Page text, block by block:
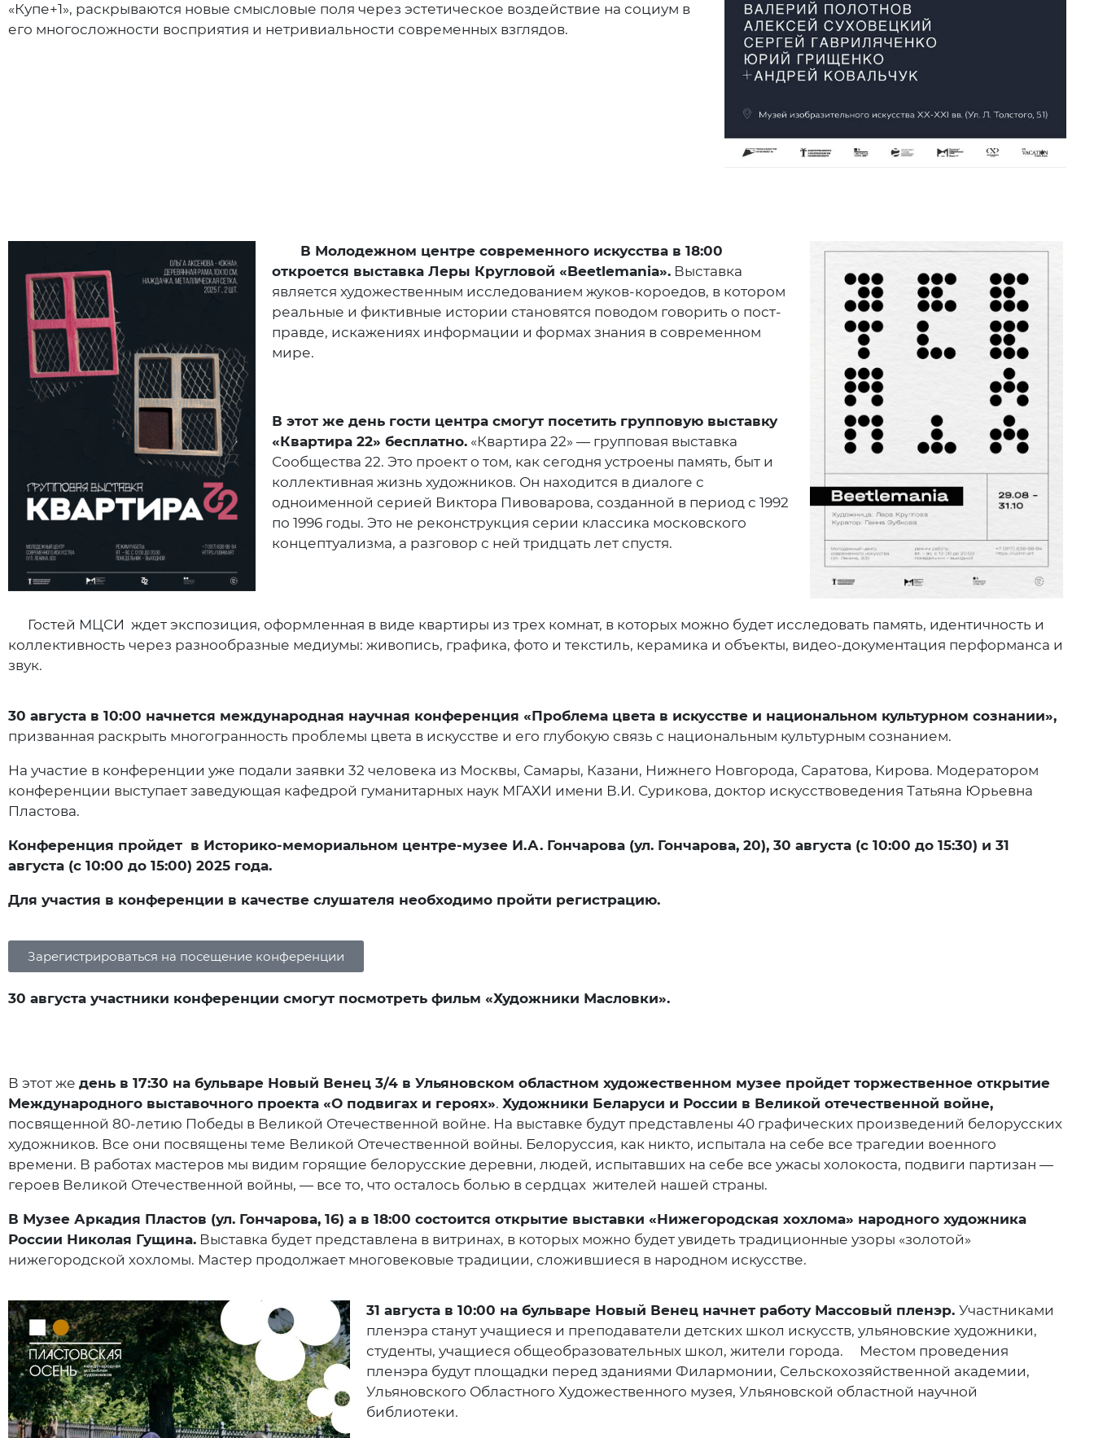
«Купе+1», раскрываются новые смысловые поля через эстетическое воздействие на социум в
его многосложности восприятия и нетривиальности современных взглядов.
В Молодежном центре современного искусства в 18:00
откроется выставка Леры Кругловой «Beetlemania». Выставка
является художественным исследованием жуков-короедов, в котором
реальные и фиктивные истории становятся поводом говорить о пост-
правде, искажениях информации и формах знания в современном
мире.
В этот же день гости центра смогут посетить групповую выставку
«Квартира 22» бесплатно. «Квартира 22» — групповая выставка
Сообщества 22. Это проект о том, как сегодня устроены память, быт и
коллективная жизнь художников. Он находится в диалоге с
одноименной серией Виктора Пивоварова, созданной в период с 1992
по 1996 годы. Это не реконструкция серии классика московского
концептуализма, а разговор с ней тридцать лет спустя.
Гостей МЦСИ ждет экспозиция, оформленная в виде квартиры из трех комнат, в которых можно будет исследовать память, идентичность и
коллективность через разнообразные медиумы: живопись, графика, фото и текстиль, керамика и объекты, видео-документация перформанса и
звук.
30 августа в 10:00 начнется международная научная конференция «Проблема цвета в искусстве и национальном культурном сознании»,
призванная раскрыть многогранность проблемы цвета в искусстве и его глубокую связь с национальным культурным сознанием.
На участие в конференции уже подали заявки 32 человека из Москвы, Самары, Казани, Нижнего Новгорода, Саратова, Кирова. Модератором
конференции выступает заведующая кафедрой гуманитарных наук МГАХИ имени В.И. Сурикова, доктор искусствоведения Татьяна Юрьевна
Пластова.
Конференция пройдет в Историко-мемориальном центре-музее И.А. Гончарова (ул. Гончарова, 20), 30 августа (с 10:00 до 15:30) и 31
августа (с 10:00 до 15:00) 2025 года.
Для участия в конференции в качестве слушателя необходимо пройти регистрацию.
Зарегистрироваться на посещение конференции
30 августа участники конференции смогут посмотреть фильм «Художники Масловки».
В этот же день в 17:30 на бульваре Новый Венец 3/4 в Ульяновском областном художественном музее пройдет торжественное открытие
Международного выставочного проекта «О подвигах и героях». Художники Беларуси и России в Великой отечественной войне,
посвященной 80-летию Победы в Великой Отечественной войне. На выставке будут представлены 40 графических произведений белорусских
художников. Все они посвящены теме Великой Отечественной войны. Белоруссия, как никто, испытала на себе все трагедии военного
времени. В работах мастеров мы видим горящие белорусские деревни, людей, испытавших на себе все ужасы холокоста, подвиги партизан —
героев Великой Отечественной войны, — все то, что осталось болью в сердцах жителей нашей страны.
В Музее Аркадия Пластов (ул. Гончарова, 16) а в 18:00 состоится открытие выставки «Нижегородская хохлома» народного художника
России Николая Гущина. Выставка будет представлена в витринах, в которых можно будет увидеть традиционные узоры «золотой»
нижегородской хохломы. Мастер продолжает многовековые традиции, сложившиеся в народном искусстве.
31 августа в 10:00 на бульваре Новый Венец начнет работу Массовый пленэр. Участниками
пленэра станут учащиеся и преподаватели детских школ искусств, ульяновские художники,
студенты, учащиеся общеобразовательных школ, жители города. Местом проведения
пленэра будут площадки перед зданиями Филармонии, Сельскохозяйственной академии,
Ульяновского Областного Художественного музея, Ульяновской областной научной
библиотеки.